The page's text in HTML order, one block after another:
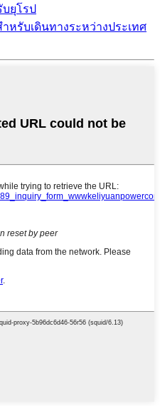
ยุโรป
หรับเดินทางระหว่างประเทศ